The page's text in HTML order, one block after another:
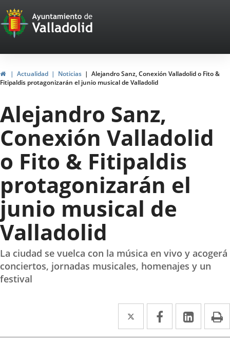
Portal
Web
del
Ayuntamiento
de
Valladolid
InicioActualidad Noticias
Alejandro Sanz, Conexión Valladolid o Fito &
Fitipaldis protagonizarán el junio musical de Valladolid
Alejandro Sanz,
Conexión Valladolid
o Fito & Fitipaldis
protagonizarán el
junio musical de
Valladolid
La ciudad se vuelca con la música en vivo y acogerá
conciertos, jornadas musicales, homenajes y un
festival
Twitter
Enlace
a
Facebook
Enlace
a
Enlace
a